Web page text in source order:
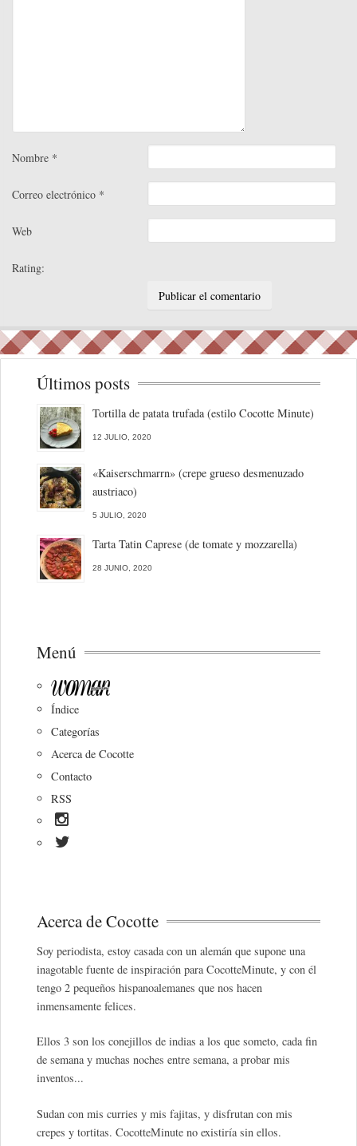
Nombre *
Correo electrónico *
Web
Rating:
Últimos posts
Tortilla de patata trufada (estilo Cocotte Minute)
12 JULIO, 2020
«Kaiserschmarrn» (crepe grueso desmenuzado
austriaco)
5 JULIO, 2020
Tarta Tatin Caprese (de tomate y mozzarella)
28 JUNIO, 2020
Menú
Índice
Categorías
Acerca de Cocotte
Contacto
RSS
Acerca de Cocotte
Soy periodista, estoy casada con un alemán que supone una
inagotable fuente de inspiración para CocotteMinute, y con él
tengo 2 pequeños hispanoalemanes que nos hacen
inmensamente felices.
Ellos 3 son los conejillos de indias a los que someto, cada fin
de semana y muchas noches entre semana, a probar mis
inventos...
Sudan con mis curries y mis fajitas, y disfrutan con mis
crepes y tortitas. CocotteMinute no existiría sin ellos.